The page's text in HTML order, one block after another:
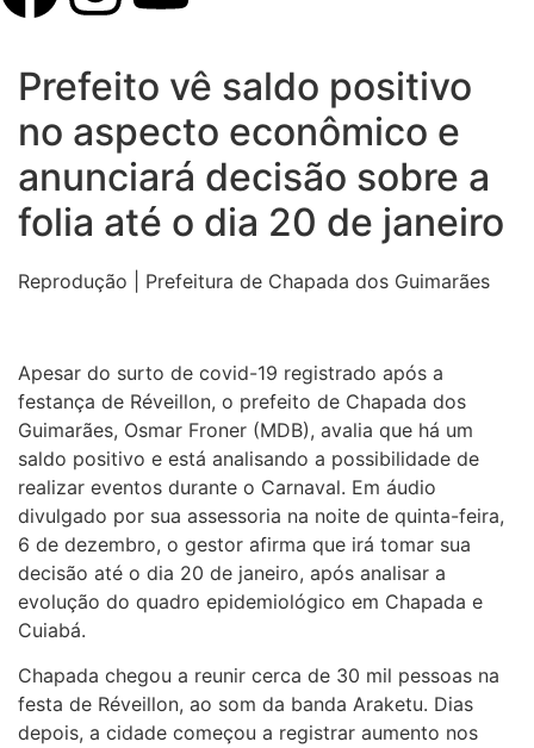
Prefeito vê saldo positivo
no aspecto econômico e
anunciará decisão sobre a
folia até o dia 20 de janeiro
Reprodução | Prefeitura de Chapada dos Guimarães
Apesar do surto de covid-19 registrado após a
festança de Réveillon, o prefeito de Chapada dos
Guimarães, Osmar Froner (MDB), avalia que há um
saldo positivo e está analisando a possibilidade de
realizar eventos durante o Carnaval. Em áudio
divulgado por sua assessoria na noite de quinta-feira,
6 de dezembro, o gestor afirma que irá tomar sua
decisão até o dia 20 de janeiro, após analisar a
evolução do quadro epidemiológico em Chapada e
Cuiabá.
Chapada chegou a reunir cerca de 30 mil pessoas na
festa de Réveillon, ao som da banda Araketu. Dias
depois, a cidade começou a registrar aumento nos